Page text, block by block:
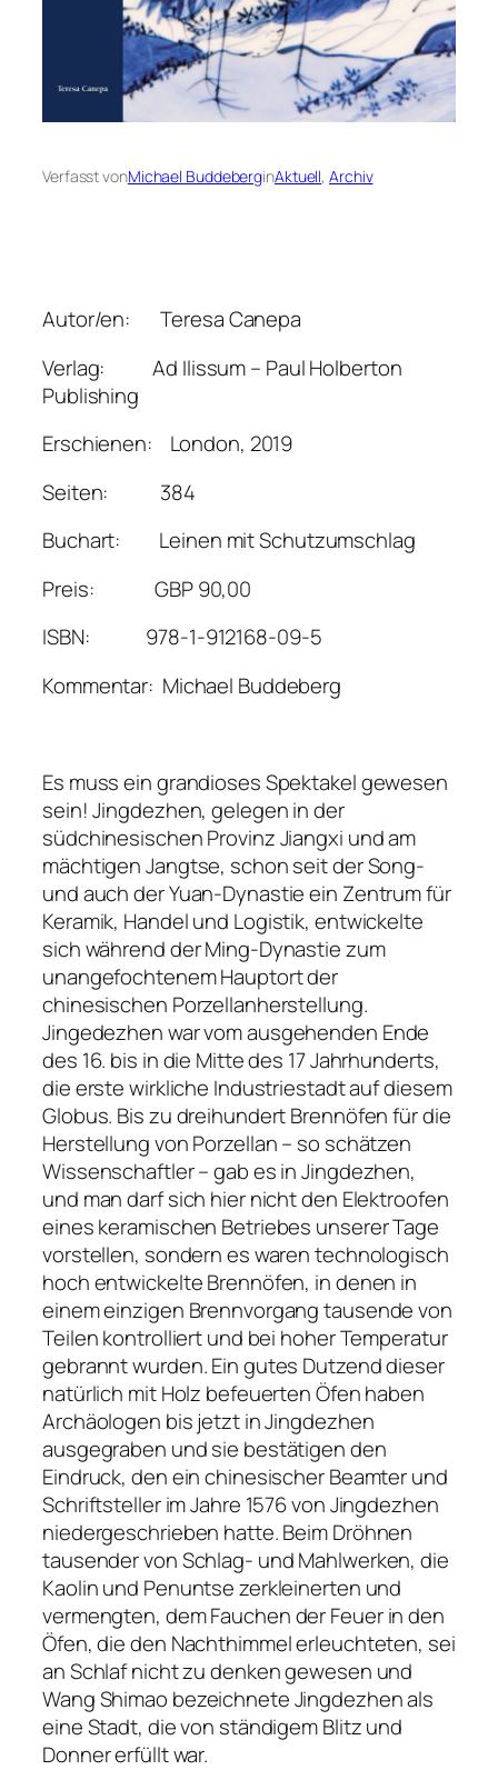
Verfasst vonMichael BuddeberginAktuell, Archiv
Autor/en: Teresa Canepa
Verlag: Ad Ilissum – Paul Holberton
Publishing
Erschienen: London, 2019
Seiten: 384
Buchart: Leinen mit Schutzumschlag
Preis: GBP 90,00
ISBN: 978-1-912168-09-5
Kommentar: Michael Buddeberg
Es muss ein grandioses Spektakel gewesen
sein! Jingdezhen, gelegen in der
südchinesischen Provinz Jiangxi und am
mächtigen Jangtse, schon seit der Song-
und auch der Yuan-Dynastie ein Zentrum für
Keramik, Handel und Logistik, entwickelte
sich während der Ming-Dynastie zum
unangefochtenem Hauptort der
chinesischen Porzellanherstellung.
Jingedezhen war vom ausgehenden Ende
des 16. bis in die Mitte des 17 Jahrhunderts,
die erste wirkliche Industriestadt auf diesem
Globus. Bis zu dreihundert Brennöfen für die
Herstellung von Porzellan – so schätzen
Wissenschaftler – gab es in Jingdezhen,
und man darf sich hier nicht den Elektroofen
eines keramischen Betriebes unserer Tage
vorstellen, sondern es waren technologisch
hoch entwickelte Brennöfen, in denen in
einem einzigen Brennvorgang tausende von
Teilen kontrolliert und bei hoher Temperatur
gebrannt wurden. Ein gutes Dutzend dieser
natürlich mit Holz befeuerten Öfen haben
Archäologen bis jetzt in Jingdezhen
ausgegraben und sie bestätigen den
Eindruck, den ein chinesischer Beamter und
Schriftsteller im Jahre 1576 von Jingdezhen
niedergeschrieben hatte. Beim Dröhnen
tausender von Schlag- und Mahlwerken, die
Kaolin und Penuntse zerkleinerten und
vermengten, dem Fauchen der Feuer in den
Öfen, die den Nachthimmel erleuchteten, sei
an Schlaf nicht zu denken gewesen und
Wang Shimao bezeichnete Jingdezhen als
eine Stadt, die von ständigem Blitz und
Donner erfüllt war.